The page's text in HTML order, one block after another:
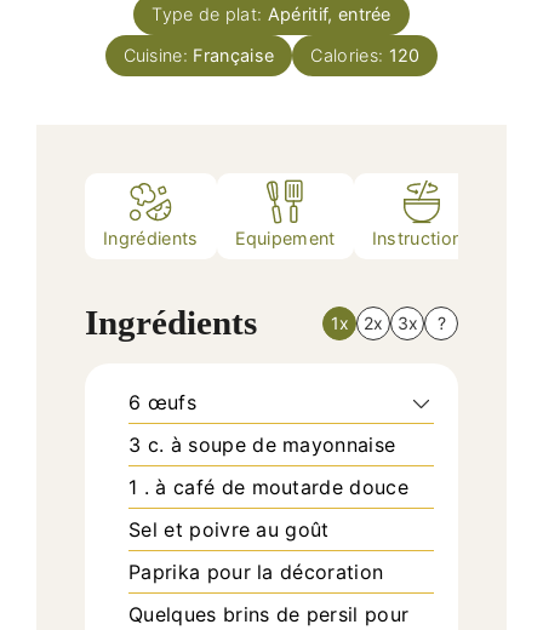
Type de plat: Apéritif, entrée
Cuisine: Française Calories: 120
Ingrédients Equipement Instructions
Ingrédients 1x 2x 3x ?
6 œufs
3 c. à soupe de mayonnaise
1 . à café de moutarde douce
Sel et poivre au goût
Paprika pour la décoration
Quelques brins de persil pour